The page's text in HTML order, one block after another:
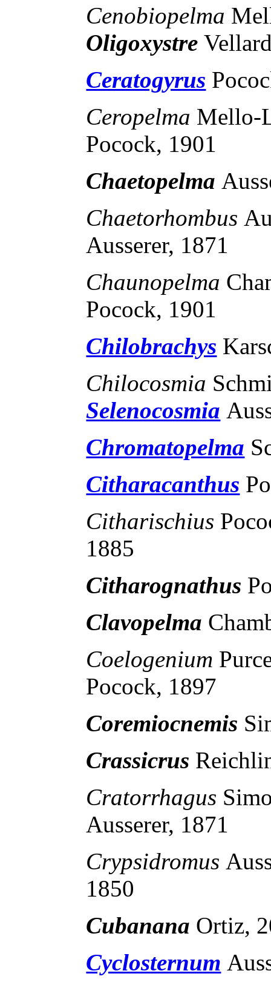
Cenobiopelma
Oligoxystre
Ceratogyrus
Ceropelma Mello-
Pocock, 1901
Chaetopelma
Chaetorhombus
Ausserer, 1871
Chaunopelma
Pocock, 1901
Chilobrachys
Chilocosmia
Selenocosmia
Chromatopelma
Citharacanthus
Citharischius
1885
Citharognathus
Clavopelma
Coelogenium
Pocock, 1897
Coremiocnemis
Crassicrus
Cratorrhagus
Ausserer, 1871
Crypsidromus
1850
Cubanana Ortiz,
Cyclosternum